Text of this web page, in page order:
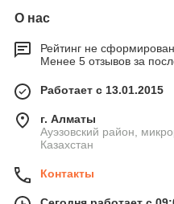
О нас
Рейтинг не сформирован
Менее 5 отзывов за
Работает с 13.01.2015
г. Алматы
Ауэзовский район,
Казахстан
Контакты